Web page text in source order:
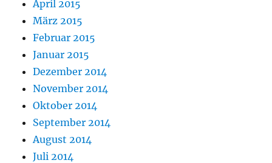
April 2015
März 2015
Februar 2015
Januar 2015
Dezember 2014
November 2014
Oktober 2014
September 2014
August 2014
Juli 2014